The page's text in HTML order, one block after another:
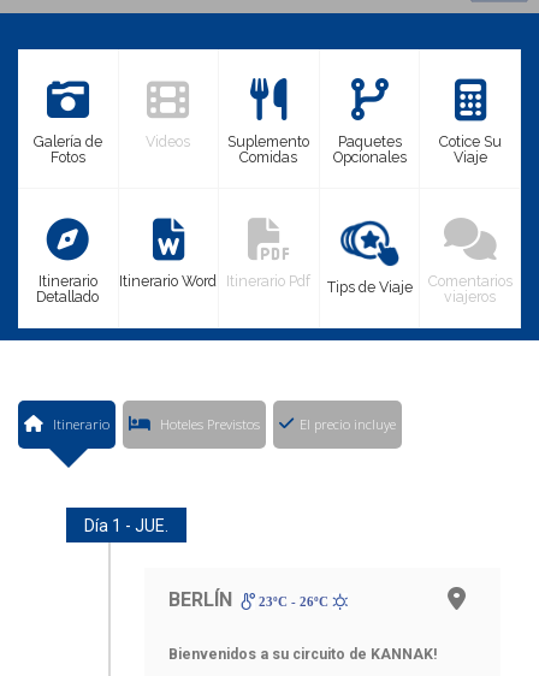
Galería de
Fotos
Videos
Suplemento
Comidas
Paquetes
Opcionales
Cotice Su
Viaje
Itinerario
Detallado
Itinerario Word Itinerario Pdf Tips de Viaje
Comentarios
viajeros
Itinerario Hoteles Previstos El precio incluye
Día 1 - JUE.
BERLÍN 23ºC - 26ºC
Bienvenidos a su circuito de KANNAK!